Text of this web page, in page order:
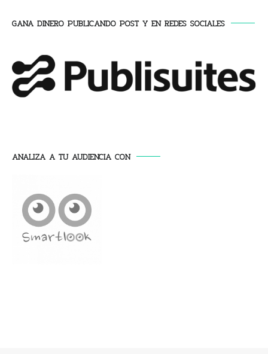
GANA DINERO PUBLICANDO POST Y EN REDES SOCIALES
ANALIZA A TU AUDIENCIA CON